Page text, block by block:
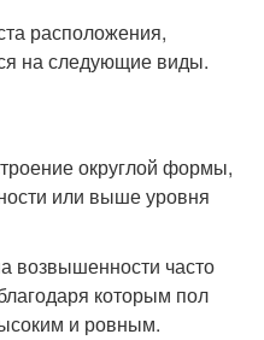
расположения,
на следующие виды.
округлой формы,
или выше уровня
возвышенности часто
которым пол
и ровным.